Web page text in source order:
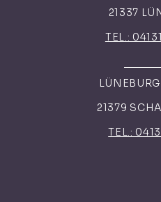
21337
TEL.:
21379
TEL.: